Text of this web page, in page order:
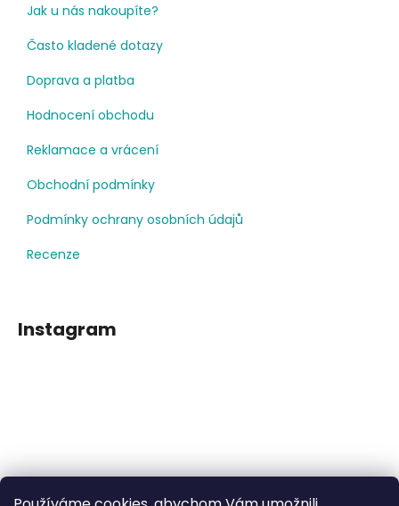
Jak u nás nakoupíte?
Často kladené dotazy
Doprava a platba
Hodnocení obchodu
Reklamace a vrácení
Obchodní podmínky
Podmínky ochrany osobních údajů
Recenze
Instagram